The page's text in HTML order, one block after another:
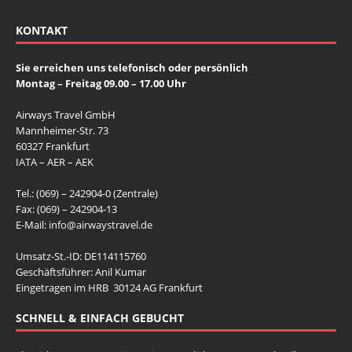
KONTAKT
Sie erreichen uns telefonisch oder persönlich
Montag – Freitag 09.00 – 17.00 Uhr
Airways Travel GmbH
Mannheimer-Str. 73
60327 Frankfurt
IATA – AER – AEK
Tel.: (069) – 242904-0 (Zentrale)
Fax: (069) – 242904-13
E-Mail: info@airwaystravel.de
Umsatz-St.-ID: DE114115760
Geschäftsführer: Anil Kumar
Eingetragen im HRB 30124 AG Frankfurt
SCHNELL & EINFACH GEBUCHT